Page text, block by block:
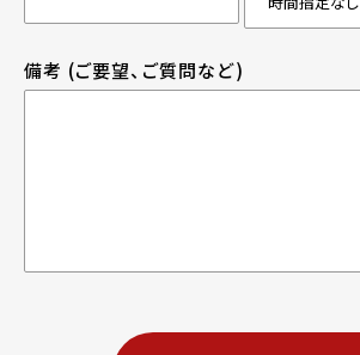
備考 (ご要望、ご質問など)